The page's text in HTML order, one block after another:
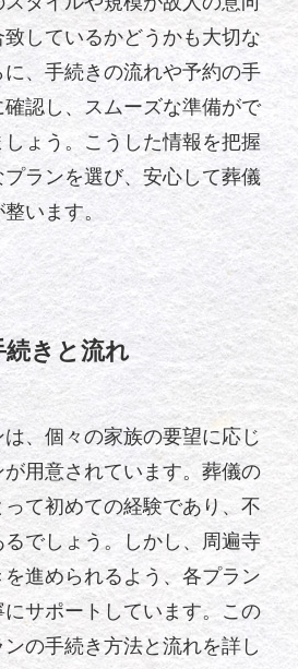
しているかどうかも大切な
、手続きの流れや予約の手
認し、スムーズな準備がで
ょう。こうした情報を把握
ランを選び、安心して葬儀
います。
きと流れ
、個々の家族の要望に応じ
用意されています。葬儀の
て初めての経験であり、不
でしょう。しかし、周遍寺
進められるよう、各プラン
サポートしています。この
の手続き方法と流れを詳し